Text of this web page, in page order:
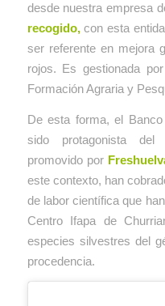
desde nuestra empresa
recogido,con esta
ser referente en mejora
rojos. Es gestionada
Formación Agraria y
De esta forma, el
sido protagonista del
promovido por
este contexto, han
de labor científica que
Centro Ifapa de
especies silvestres del
procedencia.